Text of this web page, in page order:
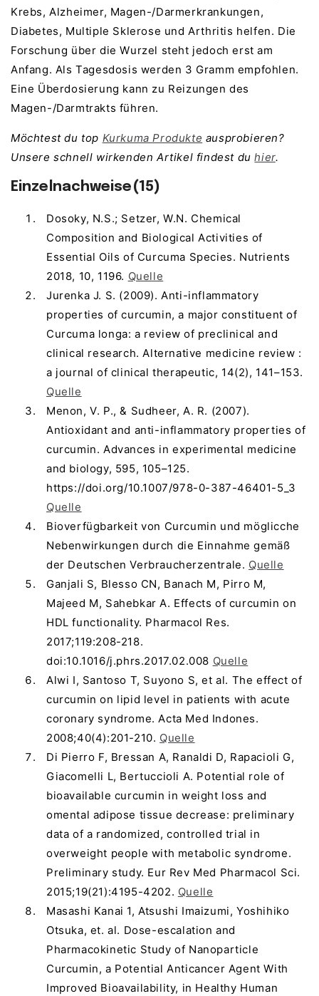
Krebs, Alzheimer, Magen-/Darmerkrankungen,
Diabetes, Multiple Sklerose und Arthritis helfen. Die
Forschung über die Wurzel steht jedoch erst am
Anfang. Als Tagesdosis werden 3 Gramm empfohlen.
Eine Überdosierung kann zu Reizungen des
Magen-/Darmtrakts führen.
Möchtest du top Kurkuma Produkte ausprobieren?
Unsere schnell wirkenden Artikel findest duhier.
Einzelnachweise(15)
Dosoky, N.S.; Setzer, W.N. Chemical
Composition and Biological Activities of
Essential Oils of Curcuma Species. Nutrients
2018, 10, 1196. Quelle
Jurenka J. S. (2009). Anti-inflammatory
properties of curcumin, a major constituent of
Curcuma longa: a review of preclinical and
clinical research. Alternative medicine review :
a journal of clinical therapeutic, 14(2), 141–153.
Quelle
Menon, V. P., & Sudheer, A. R. (2007).
Antioxidant and anti-inflammatory properties of
curcumin. Advances in experimental medicine
and biology, 595, 105–125.
https://doi.org/10.1007/978-0-387-46401-5_3
Quelle
Bioverfügbarkeit von Curcumin und möglicche
Nebenwirkungen durch die Einnahme gemäß
der Deutschen Verbraucherzentrale. Quelle
Ganjali S, Blesso CN, Banach M, Pirro M,
Majeed M, Sahebkar A. Effects of curcumin on
HDL functionality. Pharmacol Res.
2017;119:208-218.
doi:10.1016/j.phrs.2017.02.008 Quelle
Alwi I, Santoso T, Suyono S, et al. The effect of
curcumin on lipid level in patients with acute
coronary syndrome. Acta Med Indones.
2008;40(4):201-210. Quelle
Di Pierro F, Bressan A, Ranaldi D, Rapacioli G,
Giacomelli L, Bertuccioli A. Potential role of
bioavailable curcumin in weight loss and
omental adipose tissue decrease: preliminary
data of a randomized, controlled trial in
overweight people with metabolic syndrome.
Preliminary study. Eur Rev Med Pharmacol Sci.
2015;19(21):4195-4202. Quelle
Masashi Kanai 1, Atsushi Imaizumi, Yoshihiko
Otsuka, et. al. Dose-escalation and
Pharmacokinetic Study of Nanoparticle
Curcumin, a Potential Anticancer Agent With
Improved Bioavailability, in Healthy Human